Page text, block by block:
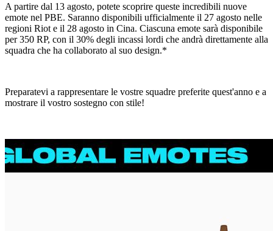
A partire dal 13 agosto, potete scoprire queste incredibili nuove
emote nel PBE. Saranno disponibili ufficialmente il 27 agosto nelle
regioni Riot e il 28 agosto in Cina. Ciascuna emote sarà disponibile
per 350 RP, con il 30% degli incassi lordi che andrà direttamente alla
squadra che ha collaborato al suo design.*
Preparatevi a rappresentare le vostre squadre preferite quest'anno e a
mostrare il vostro sostegno con stile!